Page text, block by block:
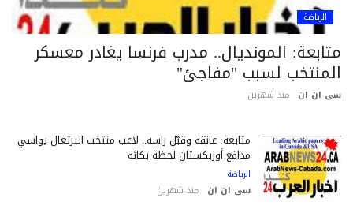
الرياضة
المونديال.. مدرب فرنسا يغادر معسكر
لسبب "مفاجئ"
ان ان منذ شهرين
متابعة: عانقه وقبّل رأسه.. لاعب منتخب البرتغال يواسي
مدافع أوزبكستان لحظة بكائه
الرياضة
سى ان ان منذ شهرين